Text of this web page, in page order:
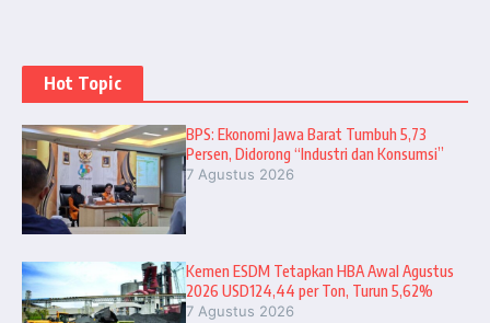
Hot Topic
BPS: Ekonomi Jawa Barat Tumbuh 5,73
Persen, Didorong “Industri dan Konsumsi”
7 Agustus 2026
Kemen ESDM Tetapkan HBA Awal Agustus
2026 USD124,44 per Ton, Turun 5,62%
7 Agustus 2026